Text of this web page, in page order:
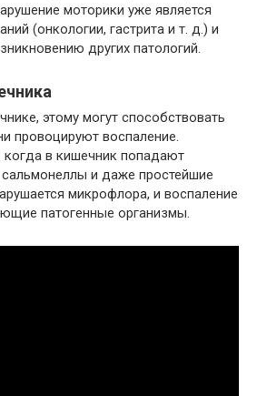
моторики уже является
(онкологии, гастрита и т. д.) и
других патологий.
этому могут способствовать
провоцируют воспаление.
в кишечник попадают
и даже простейшие
микрофлора, и воспаление
патогенные организмы.